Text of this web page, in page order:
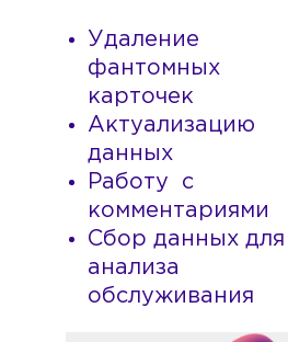
Удаление
фантомных
карточек
Актуализацию
данных
Работу с
комментариями
Сбор данных для
анализа
обслуживания